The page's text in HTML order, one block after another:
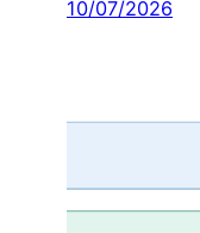
10/07/2026